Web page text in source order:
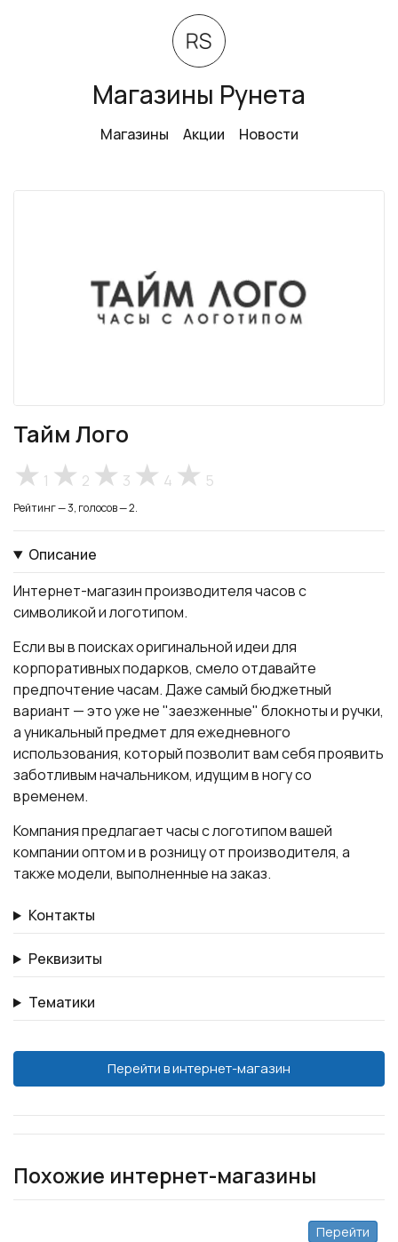
Магазины Рунета
Магазины Акции Новости
Тайм Лого
1 2 3 4 5
Рейтинг — 3, голосов — 2.
Описание
Интернет-магазин производителя часов с
символикой и логотипом.
Если вы в поисках оригинальной идеи для
корпоративных подарков, смело отдавайте
предпочтение часам. Даже самый бюджетный
вариант — это уже не "заезженные" блокноты и ручки,
а уникальный предмет для ежедневного
использования, который позволит вам себя проявить
заботливым начальником, идущим в ногу со
временем.
Компания предлагает часы с логотипом вашей
компании оптом и в розницу от производителя, а
также модели, выполненные на заказ.
Контакты
Реквизиты
Тематики
Перейти в интернет-магазин
Похожие интернет-магазины
Перейти